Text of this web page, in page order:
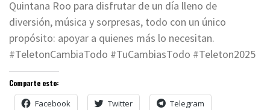
Quintana Roo para disfrutar de un día lleno de
diversión, música y sorpresas, todo con un único
propósito: apoyar a quienes más lo necesitan.
#TeletonCambiaTodo #TuCambiasTodo #Teleton2025
Comparte esto:
Facebook Twitter Telegram